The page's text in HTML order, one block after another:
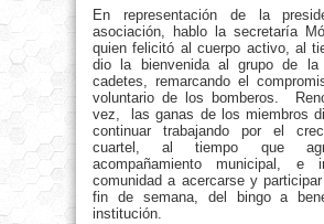
En representación de la
asociación, hablo la secretaría
quien felicitó al cuerpo activo, al
dio la bienvenida al grupo de la
cadetes, remarcando el
voluntario de los bomberos.
vez, las ganas de los miembros
continuar trabajando por el
cuartel, al tiempo que
acompañamiento municipal,
comunidad a acercarse y
fin de semana, del bingo a
institución.